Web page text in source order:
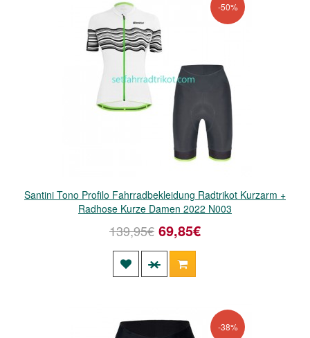
-50%
Santini Tono Profilo Fahrradbekleidung Radtrikot Kurzarm +
Radhose Kurze Damen 2022 N003
139,95€ 69,85€
-38%